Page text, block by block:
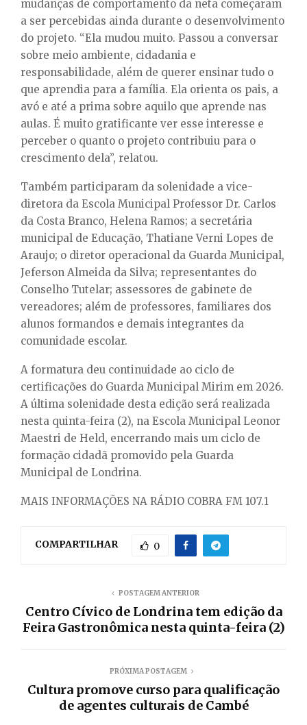
mudanças de comportamento da neta começaram
a ser percebidas ainda durante o desenvolvimento
do projeto. “Ela mudou muito. Passou a conversar
sobre meio ambiente, cidadania e
responsabilidade, além de querer ensinar tudo o
que aprendia para a família. Ela orienta os pais, a
avó e até a prima sobre aquilo que aprende nas
aulas. É muito gratificante ver esse interesse e
perceber o quanto o projeto contribuiu para o
crescimento dela”, relatou.
Também participaram da solenidade a vice-
diretora da Escola Municipal Professor Dr. Carlos
da Costa Branco, Helena Ramos; a secretária
municipal de Educação, Thatiane Verni Lopes de
Araujo; o diretor operacional da Guarda Municipal,
Jeferson Almeida da Silva; representantes do
Conselho Tutelar; assessores de gabinete de
vereadores; além de professores, familiares dos
alunos formandos e demais integrantes da
comunidade escolar.
A formatura deu continuidade ao ciclo de
certificações do Guarda Municipal Mirim em 2026.
A última solenidade desta edição será realizada
nesta quinta-feira (2), na Escola Municipal Leonor
Maestri de Held, encerrando mais um ciclo de
formação cidadã promovido pela Guarda
Municipal de Londrina.
MAIS INFORMAÇÕES NA RÁDIO COBRA FM 107.1
COMPARTILHAR 0
POSTAGEM ANTERIOR
Centro Cívico de Londrina tem edição da
Feira Gastronômica nesta quinta-feira (2)
PRÓXIMA POSTAGEM
Cultura promove curso para qualificação
de agentes culturais de Cambé